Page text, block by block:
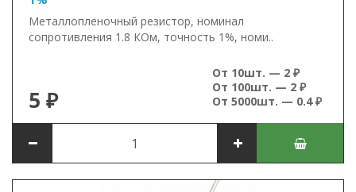
Металлопленочный резистор, номинал
сопротивления 1.8 КОм, точность 1%, номи..
5 ₽
От 10шт. — 2 ₽
От 100шт. — 2 ₽
От 5000шт. — 0.4 ₽